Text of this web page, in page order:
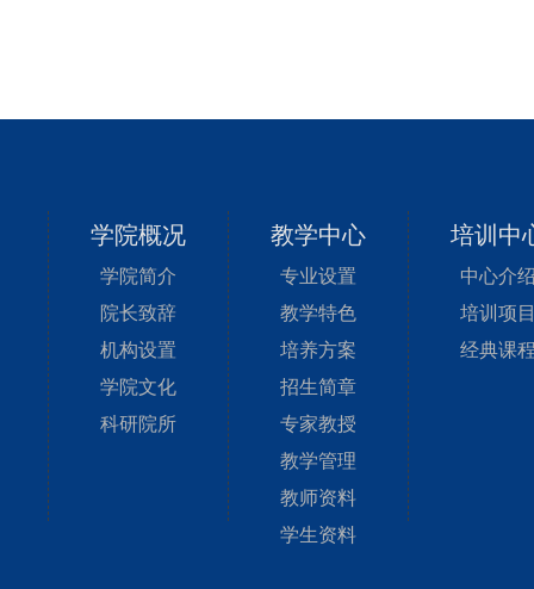
学院概况
学院简介
院长致辞
机构设置
学院文化
科研院所
教学中心
专业设置
教学特色
培养方案
招生简章
专家教授
教学管理
教师资料
学生资料
培训中
中心介
培训项
经典课